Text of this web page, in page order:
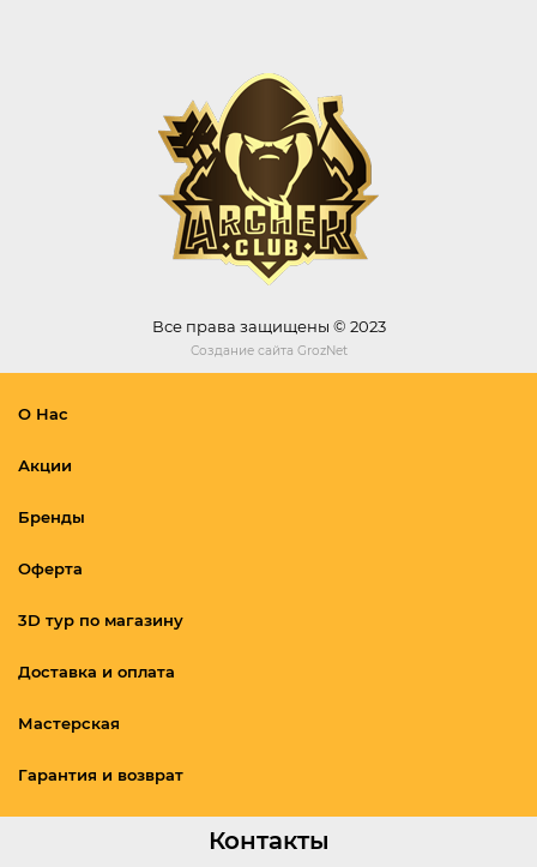
Все права защищены © 2023
Создание сайта GrozNet
О Нас
Акции
Бренды
Оферта
3D тур по магазину
Доставка и оплата
Мастерская
Гарантия и возврат
Контакты